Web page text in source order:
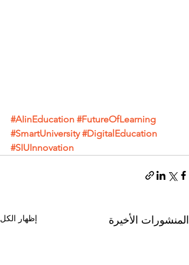
#AIinEducation #FutureOfLearning
#SmartUniversity #DigitalEducation
#SIUInnovation
المنشورات الأخيرة إظهار الكل